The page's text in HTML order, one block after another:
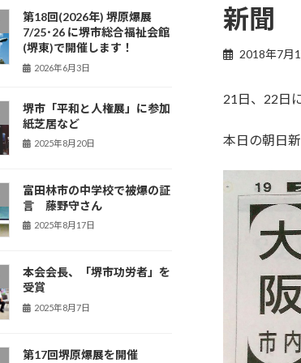
新聞
2018年7月
21日、22日
本日の朝日
第18回(2026年) 堺原爆展
7/25･26 に堺市総合福祉会館
(堺東)で開催します！
2026年6月3日
堺市「平和と人権展」に参加
紙芝居など
2025年8月20日
富田林市の中学校で被爆の証
言 藤野守さん
2025年8月17日
本会会長、「堺市功労者」を
受賞
2025年8月7日
第17回堺原爆展を開催